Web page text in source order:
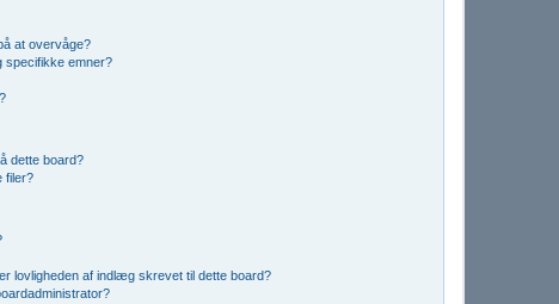
at overvåge?
specifikke emner?
dette board?
filer?
lovligheden af indlæg skrevet til dette board?